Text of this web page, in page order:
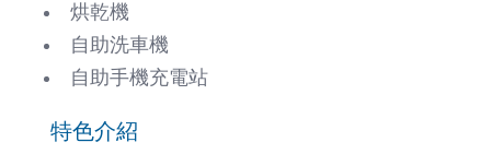
烘乾機
自助洗車機
自助手機充電站
特色介紹